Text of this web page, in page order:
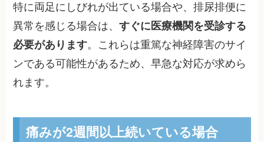
特に両足にしびれが出ている場合や、排尿排便に
異常を感じる場合は、すぐに医療機関を受診する
必要があります。これらは重篤な神経障害のサイ
ンである可能性があるため、早急な対応が求めら
れます。
痛みが2週間以上続いている場合